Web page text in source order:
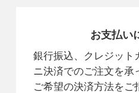
お支払い
銀行振込、クレジット
ニ決済でのご注文を承
ご希望の決済方法をご